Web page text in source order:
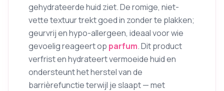
gehydrateerde huid ziet. De romige, niet-
vette textuur trekt goed in zonder te plakken;
geurvrij en hypo-allergeen, ideaal voor wie
gevoelig reageert op parfum. Dit product
verfrist en hydrateert vermoeide huid en
ondersteunt het herstel van de
barrièrefunctie terwijl je slaapt — met